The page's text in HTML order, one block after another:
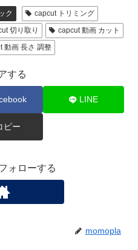
ク
capcut トリミング
切り取り
capcut 動画 カット
動画 長さ 調整
する
LINE
ピー
ォローする
momopla